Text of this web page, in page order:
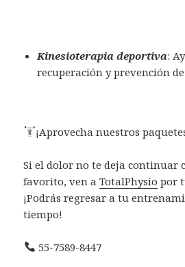
Kinesioterapia deportiva:
recuperación y prevención
¡Aprovecha nuestros
Si el dolor no te deja continuar
favorito, ven aTotalPhysio por
¡Podrás regresar a tu
tiempo!
55-7589-8447